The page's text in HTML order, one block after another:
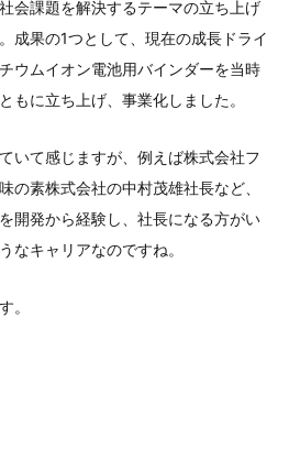
会課題を解決するテーマの立ち上げ
成果の1つとして、現在の成長ドライ
ウムイオン電池用バインダーを当時
もに立ち上げ、事業化しました。
いて感じますが、例えば株式会社フ
の素株式会社の中村茂雄社長など、
開発から経験し、社長になる方がい
なキャリアなのですね。
。